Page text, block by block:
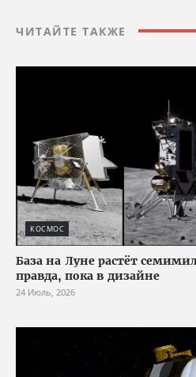
ЧИТАЙТЕ ТАКЖЕ
КОСМОС
База на Луне растёт
правда, пока в дизайне
24 Июль, 2026